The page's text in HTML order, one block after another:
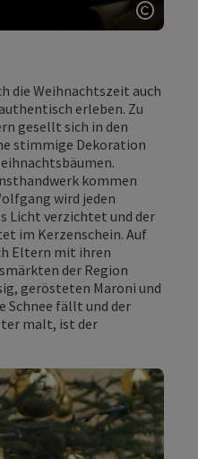
die Weihnachtszeit auch
erleben. Zu
gesellt sich in den
stimmige Dekoration
kommen
wird jeden
Licht verzichtet und der
im Kerzenschein. Auf
Eltern mit ihren
der Region
gerösteten Maroni und
Schnee fällt und der
malt, ist der